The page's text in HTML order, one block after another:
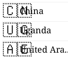
🇨🇳China
🇺🇬Uganda
🇦🇪